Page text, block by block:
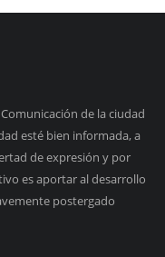
de la ciudad
esté bien informada, a
de expresión y por
es aportar al desarrollo
postergado